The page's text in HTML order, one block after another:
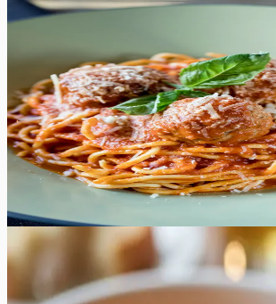
Raske 4.8Hinnang:(4)
Spagetid lihapallidega
Maitsvad spagetid itaaliapäraste
tomatikastmes on suurepärane valik
nautimiseks koos perega. Isetehtud
aromaatne tomatikaste on hea lisand
pastale.
8tk
Lihtne
Hinnang:(3
Penne alla vodka